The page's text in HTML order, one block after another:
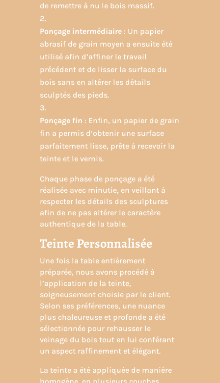
de remettre à nu le bois massif.
Ponçage intermédiaire: Un papier
abrasif de grain moyen a ensuite été
utilisé afin d’affiner le travail
précédent et de lisser la surface du
bois sans en altérer les détails
sculptés des pieds.
Ponçage fin : Enfin, un papier de grain
fin a permis d’obtenir une surface
parfaitement lisse, prête à recevoir la
teinte et le vernis.
Chaque phase de ponçage a été
réalisée avec minutie, en veillant à
respecter les détails des sculptures
afin de ne pas altérer le caractère
authentique de la table.
Teinte Personnalisée
Une fois la table entièrement
préparée, nous avons procédé à
l’application de la teinte,
soigneusement choisie par le client.
Selon ses préférences, une nuance
plus chaleureuse et profonde a été
sélectionnée pour rehausser le
veinage du bois tout en lui conférant
un aspect raffinement et élégant.
La teinte a été appliquée de manière